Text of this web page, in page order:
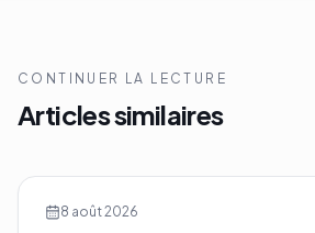
CONTINUER LA LECTURE
Articles similaires
8 août 2026